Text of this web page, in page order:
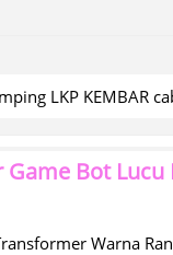
LKP KEMBAR
Game Bot
Warna